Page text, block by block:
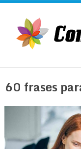
60 frases